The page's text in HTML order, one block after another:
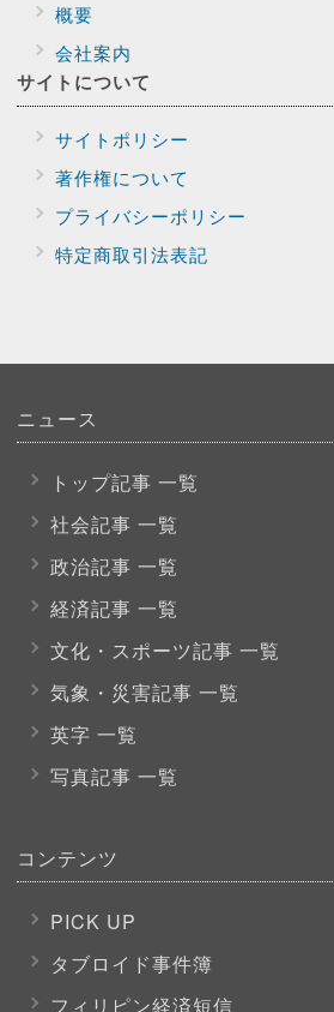
概要
会社案内
サイトについて
サイトポリシー
著作権について
プライバシーポリシー
特定商取引法表記
ニュース
トップ記事 一覧
社会記事 一覧
政治記事 一覧
経済記事 一覧
文化・スポーツ記事 一覧
気象・災害記事 一覧
英字 一覧
写真記事 一覧
コンテンツ
PICK UP
タブロイド事件簿
フィリピン経済短信